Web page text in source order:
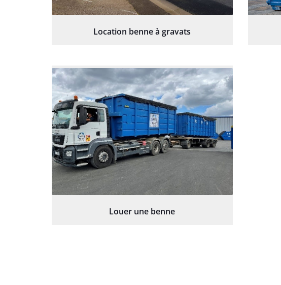
Location benne à gravats
Louer une benne